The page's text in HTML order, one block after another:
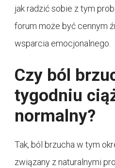
jak radzić sobie z tym
forum może być cennym
wsparcia emocjonalnego.
Czy ból
tygodniu
normalny?
Tak, ból brzucha w tym
związany z naturalnymi